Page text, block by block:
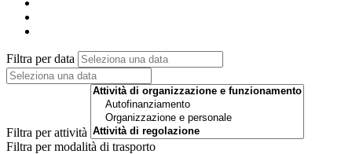
Filtra per data
Filtra per attività
Filtra per modalità di trasporto